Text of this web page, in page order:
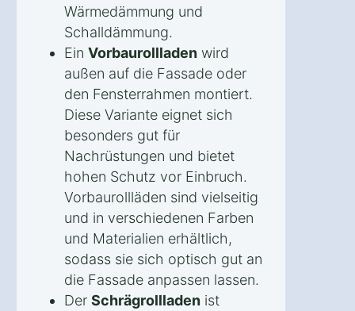
Wärmedämmung und
Schalldämmung.
Ein Vorbaurollladen wird
außen auf die Fassade oder
den Fensterrahmen montiert.
Diese Variante eignet sich
besonders gut für
Nachrüstungen und bietet
hohen Schutz vor Einbruch.
Vorbaurollläden sind vielseitig
und in verschiedenen Farben
und Materialien erhältlich,
sodass sie sich optisch gut an
die Fassade anpassen lassen.
Der Schrägrollladen ist